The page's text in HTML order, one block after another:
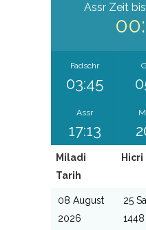
AssrZeit
Fadschr
03:45
Assr
17:13
Miladi
Tarih
Hicri
08 August
2026
25
1448